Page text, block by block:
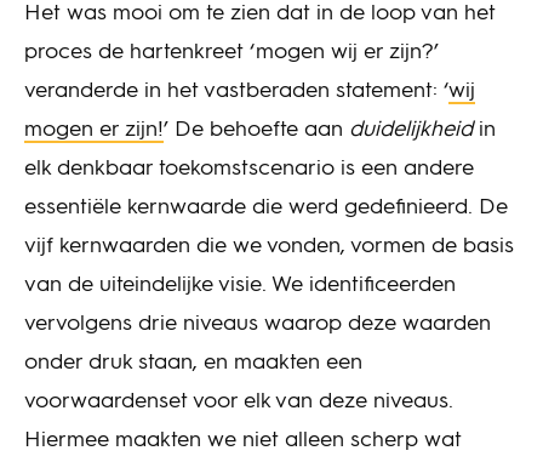
Het was mooi om te zien dat in de loop van het
proces de hartenkreet ‘mogen wij er zijn?’
veranderde in het vastberaden statement: ‘wij
mogen er zijn!’ De behoefte aan duidelijkheidin
elk denkbaar toekomstscenario is een andere
essentiële kernwaarde die werd gedefinieerd. De
vijf kernwaarden die we vonden, vormen de basis
van de uiteindelijke visie. We identificeerden
vervolgens drie niveaus waarop deze waarden
onder druk staan, en maakten een
voorwaardenset voor elk van deze niveaus.
Hiermee maakten we niet alleen scherp wat